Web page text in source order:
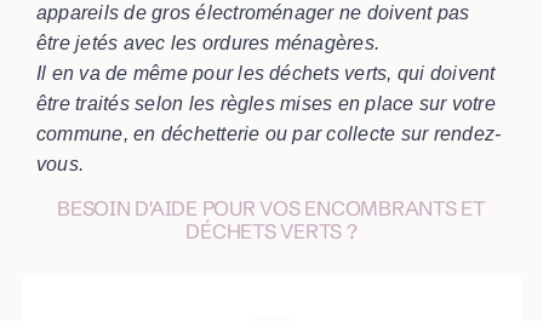
appareils de gros électroménager ne doivent pas
être jetés avec les ordures ménagères.
Il en va de même pour les déchets verts, qui doivent
être traités selon les règles mises en place sur votre
commune, en déchetterie ou par collecte sur rendez-
vous.
BESOIN D'AIDE POUR VOS ENCOMBRANTS ET
DÉCHETS VERTS ?